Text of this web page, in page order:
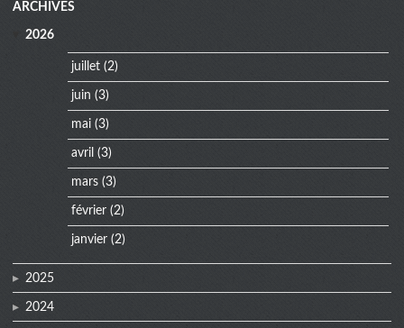
menu
ARCHIVES
2026
juillet(2)
juin (3)
mai(3)
avril (3)
mars(3)
février(2)
janvier(2)
2025
2024